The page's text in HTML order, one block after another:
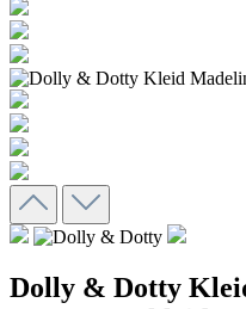
Dolly & Dotty